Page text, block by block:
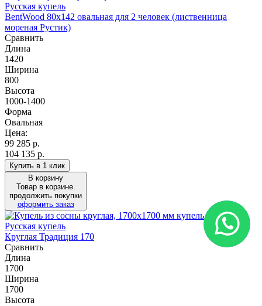
Русская купель
BentWood 80х142 овальная для 2 человек (лиственница
мореная Рустик)
Сравнить
Длина
1420
Ширина
800
Высота
1000-1400
Форма
Овальная
Цена:
99 285 р.
104 135 р.
Купить в 1 клик
В корзину
Товар в корзине.
продолжить покупки
оформить заказ
Русская купель
Круглая Традиция 170
Сравнить
Длина
1700
Ширина
1700
Высота